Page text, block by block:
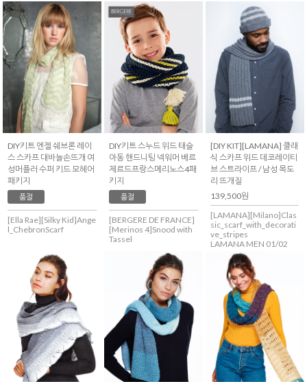
DIY키트 엔젤 쉐브론 레이
스 스카프 대바늘손뜨개 여
성머플러 수퍼 키드 모헤어
패키지
품절
[Ella Rae][Silky Kid]Ange
l_ChebronScarf
DIY키트 스누드 위드 태슬
아동 핸드니팅 넥워머 베르
제르드프랑스메리노스4패
키지
품절
[BERGERE DE FRANCE]
[Merinos 4]Snood with
Tassel
[DIY KIT][LAMANA] 클래
식 스카프 위드 데코레이티
브 스트라이프 / 남성 목도
리 뜨개질
139,500원
[LAMANA][Milano]Clas
sic_scarf_with_decorati
ve_stripes
LAMANA MEN 01/02